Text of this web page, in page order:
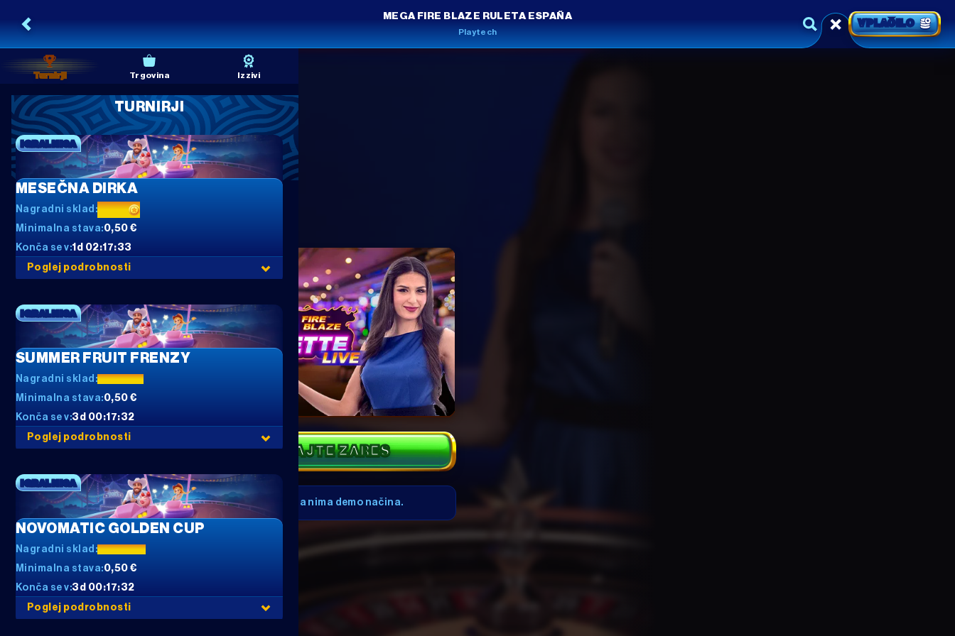
MEGA FIRE BLAZE RULETA ESPAÑA
Playtech
VPLAČILO
IGRAJTE ZARES
Žal ta igra nima demo načina.
Turnirji Trgovina Izzivi
TURNIRJI
IGRALNICA
MESEČNA DIRKA
Nagradni sklad:2500
Minimalna stava:0,50 €
Konča se v:1d 02:17:33
Poglej podrobnosti
IGRALNICA
SUMMER FRUIT FRENZY
Nagradni sklad:10.000 €
Minimalna stava:0,50 €
Konča se v:3d 00:17:32
Poglej podrobnosti
IGRALNICA
NOVOMATIC GOLDEN CUP
Nagradni sklad:20.000 €
Minimalna stava:0,50 €
Konča se v:3d 00:17:32
Poglej podrobnosti